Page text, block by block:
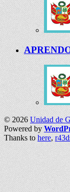
© 2026 Unidad de
Powered by
Thanks tohere,